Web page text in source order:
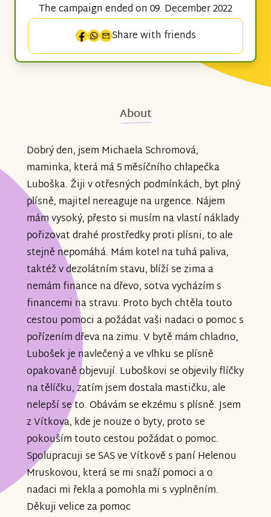
The campaign ended on 09. December 2022
Share with friends
About
Dobrý den, jsem Michaela Schromová,
maminka, která má 5 měsíčního chlapečka
Luboška. Žiji v otřesných podmínkách, byt plný
plísně, majitel nereaguje na urgence. Nájem
mám vysoký, přesto si musím na vlastí náklady
pořizovat drahé prostředky proti plísni, to ale
stejně nepomáhá. Mám kotel na tuhá paliva,
taktéž v dezolátním stavu, blíží se zima a
nemám finance na dřevo, sotva vycházím s
financemi na stravu. Proto bych chtěla touto
cestou pomoci a požádat vaši nadaci o pomoc s
pořízením dřeva na zimu. V bytě mám chladno,
Lubošek je navlečený a ve vlhku se plísně
opakovaně objevují. Luboškovi se objevily flíčky
na tělíčku, zatím jsem dostala mastičku, ale
nelepší se to. Obávám se ekzému s plísně. Jsem
z Vítkova, kde je nouze o byty, proto se
pokouším touto cestou požádat o pomoc.
Spolupracuji se SAS ve Vítkově s paní Helenou
Mruskovou, která se mi snaží pomoci a o
nadaci mi řekla a pomohla mi s vyplněním.
Děkuji velice za pomoc